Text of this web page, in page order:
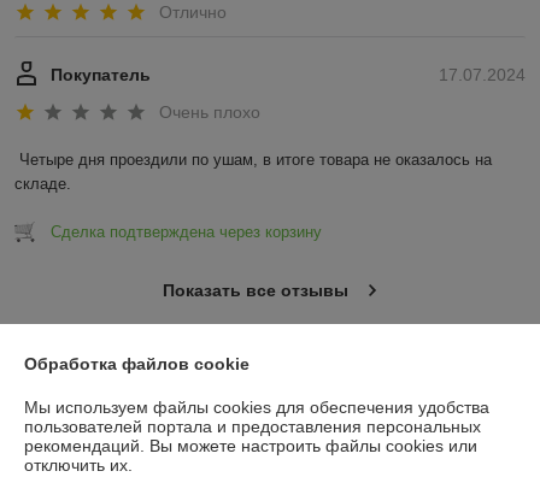
Отлично
17.07.2024
Покупатель
Очень плохо
Четыре дня проездили по ушам, в итоге товара не оказалось на
складе.
Сделка подтверждена через корзину
Показать все отзывы
О нас
Контакты
Обработка файлов cookie
Мы используем файлы cookies для обеспечения удобства
пользователей портала и предоставления персональных
рекомендаций. Вы можете настроить файлы cookies или
отключить их.